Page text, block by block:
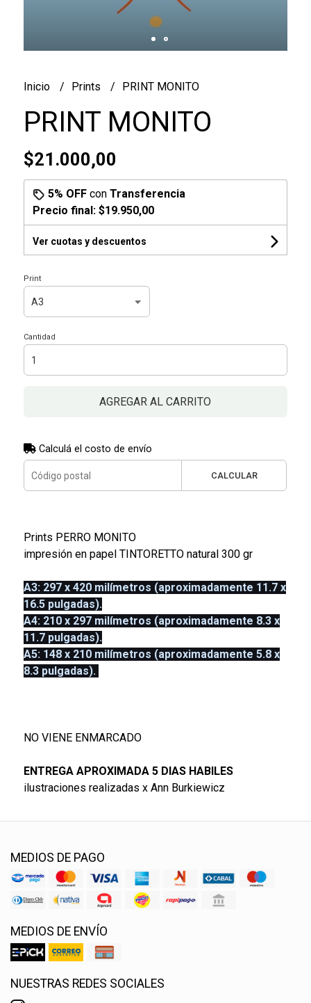
Inicio Prints PRINT MONITO
PRINT MONITO
$21.000,00
5% OFFcon Transferencia
Precio final: $19.950,00
Ver cuotas y descuentos
Print
Cantidad
AGREGAR AL CARRITO
Calculá el costo de envío
CALCULAR
Prints PERRO MONITO
impresión en papel TINTORETTO natural 300 gr
A3: 297 x 420 milímetros (aproximadamente 11.7 x
16.5 pulgadas).
A4: 210 x 297 milímetros (aproximadamente 8.3 x
11.7 pulgadas).
A5: 148 x 210 milímetros (aproximadamente 5.8 x
8.3 pulgadas).
NO VIENE ENMARCADO
ENTREGA APROXIMADA 5 DIAS HABILES
ilustraciones realizadas x Ann Burkiewicz
MEDIOS DE PAGO
MEDIOS DE ENVÍO
NUESTRAS REDES SOCIALES